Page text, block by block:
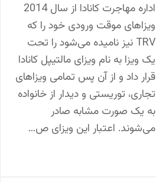
اداره مهاجرت کانادا از سال 2014
ویزاهای موقت ورودی خود را که
TRV نیز نامیده می‌شود را تحت
یک ویزا به نام ویزای مالتیپل کانادا
قرار داد و از آن پس تمامی ویزاهای
تجاری، توریستی و دیدار از خانواده
به یک صورت مشابه صادر
می‌شوند. اعتبار این ویزای ص…